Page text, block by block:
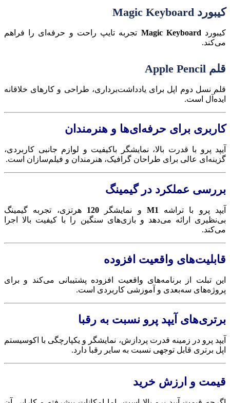
کیبورد Magic Keyboard
کیبورد Magic Keyboard تجربه تایپ راحت و حرفه‌ای را فراهم
می‌کند.
قلم Apple Pencil
قلم نسل دوم اپل برای یادداشت‌برداری، طراحی و کارهای خلاقانه
ایده‌آل است.
کاربری برای حرفه‌ای‌ها و هنرمندان
آیپد پرو با قدرت بالا، نمایشگر باکیفیت و لوازم جانبی کاربردی،
گزینه‌ای عالی برای طراحان گرافیک، هنرمندان و فیلم‌سازان است.
بررسی عملکرد در گیمینگ
آیپد پرو با تراشه M1 و نمایشگر120 هرتزی، تجربه گیمینگ
بی‌نظیری ارائه می‌دهد و بازی‌های سنگین را با کیفیت بالا اجرا
می‌کند.
قابلیت‌های واقعیت افزوده
این تبلت از برنامه‌های واقعیت افزوده پشتیبانی می‌کند و برای
پروژه‌های سه‌بعدی و آموزشی کاربردی است.
برتری‌های آیپد پرو نسبت به رقبا
آیپد پرو در زمینه قدرت پردازش، نمایشگر و یکپارچگی با اکوسیستم
اپل برتری قابل توجهی نسبت به سایر رقبا دارد.
قیمت و ارزش خرید